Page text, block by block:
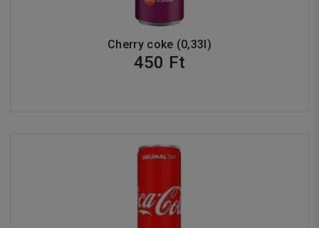
Cherry coke (0,33l)
450 Ft